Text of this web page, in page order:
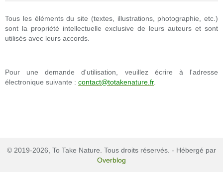
Tous les éléments du site (textes, illustrations, photographie, etc.)
sont la propriété intellectuelle exclusive de leurs auteurs et sont
utilisés avec leurs accords.
Pour une demande d'utilisation, veuillez écrire à l'adresse
électronique suivante : contact@totakenature.fr
© 2019-2026, To Take Nature. Tous droits réservés. - Hébergé par
Overblog